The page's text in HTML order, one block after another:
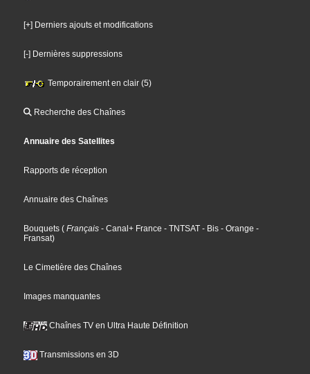
[+] Derniers ajouts et modifications
[-] Dernières suppressions
Temporairement en clair (5)
Recherche des Chaînes
Annuaire des Satellites
Rapports de réception
Annuaire des Chaînes
Bouquets ( Français - Canal+ France - TNTSAT - Bis - Orange -
Fransat)
Le Cimetière des Chaînes
Images manquantes
Chaînes TV en Ultra Haute Définition
Transmissions en 3D